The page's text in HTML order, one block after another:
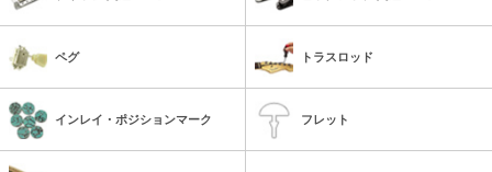
ペグ トラスロッド
インレイ・ポジションマーク フレット